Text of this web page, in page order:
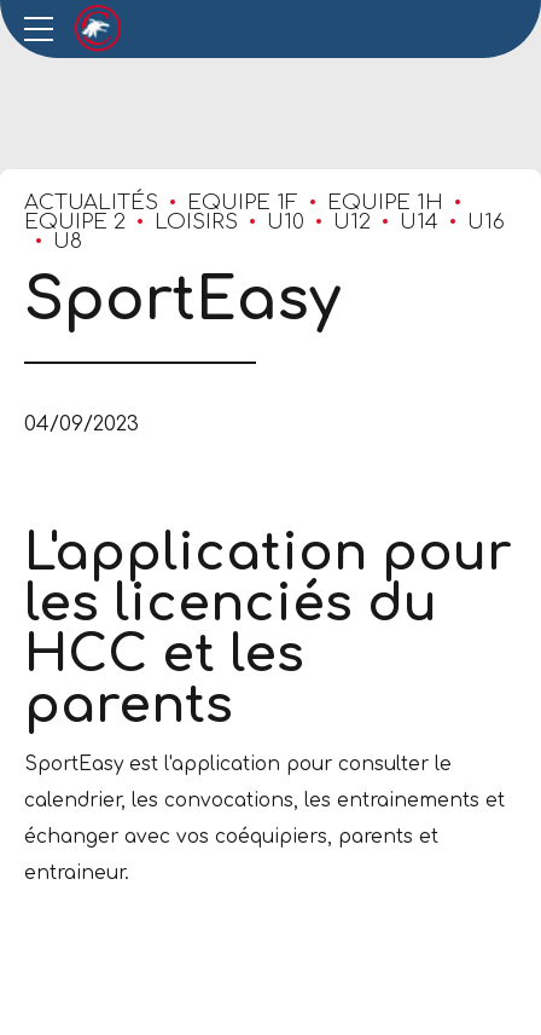
ACTUALITÉS EQUIPE 1F
EQUIPE 1H
EQUIPE 2
LOISIRS U10 U12 U14
U16
U8
SportEasy
04/09/2023
L'application pour
les licenciés du
HCC et les
parents
SportEasy est l'application pour consulter le
calendrier, les convocations, les entrainements et
échanger avec vos coéquipiers, parents et
entraineur.